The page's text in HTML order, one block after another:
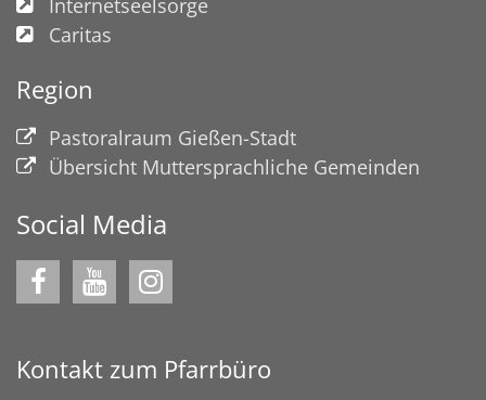
Caritas
Region
Pastoralraum Gießen-Stadt
Übersicht Muttersprachliche Gemeinden
Social Media
Kontakt zum Pfarrbüro